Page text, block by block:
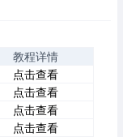
教程详情
点击查看
点击查看
点击查看
点击查看